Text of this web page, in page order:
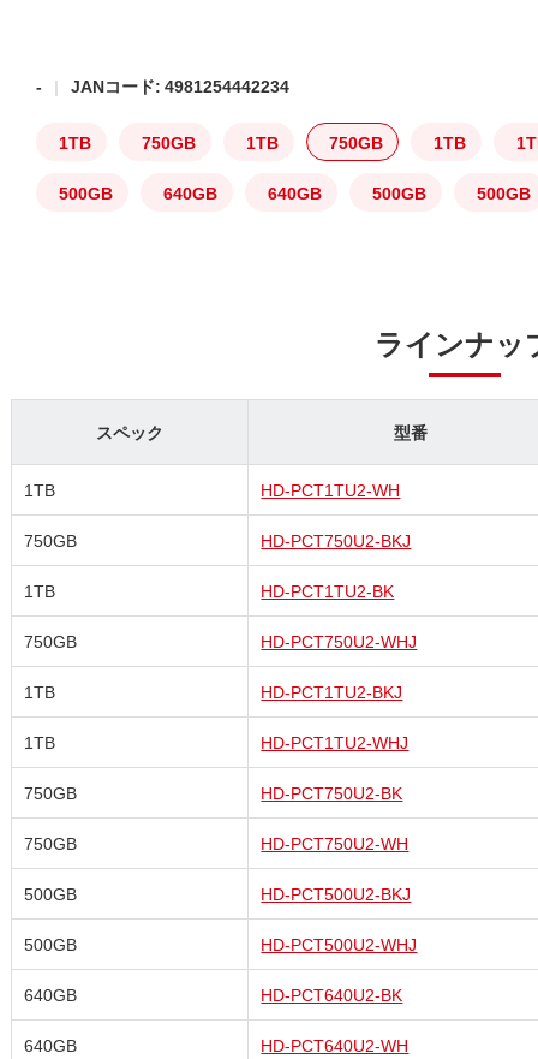
- JANコード: 4981254442234
1TB 750GB 1TB 750GB 1TB
500GB 640GB 640GB 500GB 500GB
ラインナッ
スペック 型番
1TB HD-PCT1TU2-WH
750GB HD-PCT750U2-BKJ
1TB HD-PCT1TU2-BK
750GB HD-PCT750U2-WHJ
1TB HD-PCT1TU2-BKJ
1TB HD-PCT1TU2-WHJ
750GB HD-PCT750U2-BK
750GB HD-PCT750U2-WH
500GB HD-PCT500U2-BKJ
500GB HD-PCT500U2-WHJ
640GB HD-PCT640U2-BK
640GB HD-PCT640U2-WH